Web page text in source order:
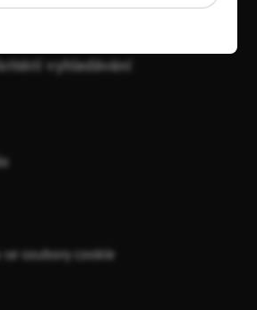
vyhledávání
se soubory cookie